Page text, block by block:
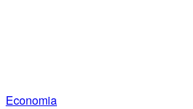
Economia